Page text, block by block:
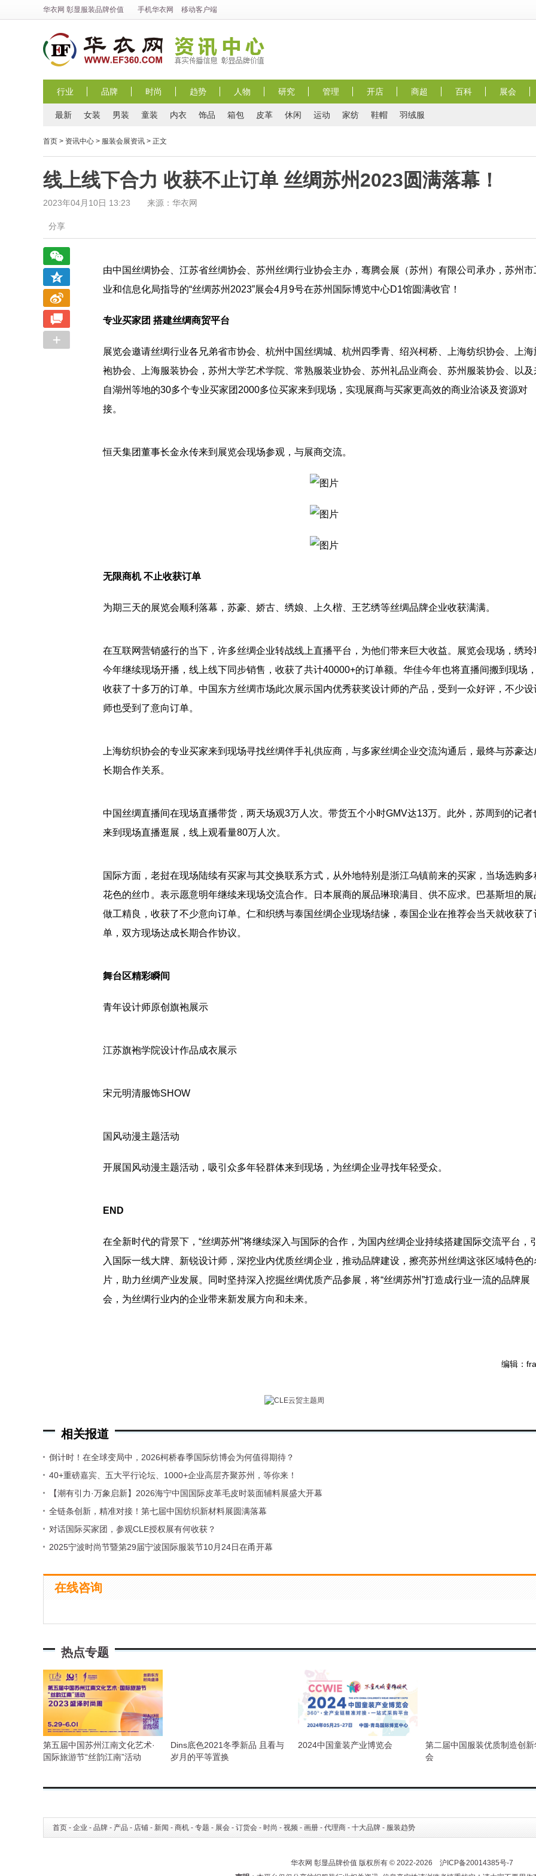
华衣网 彰显服装品牌价值 手机华衣网 移动客户端
行业 品牌 时尚 趋势 人物 研究 管理 开店 商超 百科 展会
最新 女装 男装 童装 内衣 饰品 箱包 皮革 休闲 运动 家纺 鞋帽 羽绒服
首页 > 资讯中心 > 服装会展资讯 > 正文
线上线下合力 收获不止订单 丝绸苏州2023圆满落幕！
2023年04月10日 13:23 来源：华衣网
分享
由中国丝绸协会、江苏省丝绸协会、苏州丝绸行业协会主办，骞腾会展（苏州）有限公司承办，苏州市
业和信息化局指导的“丝绸苏州2023”展会4月9号在苏州国际博览中心D1馆圆满收官！
专业买家团 搭建丝绸商贸平台
展览会邀请丝绸行业各兄弟省市协会、杭州中国丝绸城、杭州四季青、绍兴柯桥、上海纺织协会、上海
袍协会、上海服装协会，苏州大学艺术学院、常熟服装业协会、苏州礼品业商会、苏州服装协会、以及
自湖州等地的30多个专业买家团2000多位买家来到现场，实现展商与买家更高效的商业洽谈及资源对
接。
恒天集团董事长金永传来到展览会现场参观，与展商交流。
无限商机 不止收获订单
为期三天的展览会顺利落幕，苏豪、娇古、绣娘、上久楷、王艺绣等丝绸品牌企业收获满满。
在互联网营销盛行的当下，许多丝绸企业转战线上直播平台，为他们带来巨大收益。展览会现场，绣玲
今年继续现场开播，线上线下同步销售，收获了共计40000+的订单额。华佳今年也将直播间搬到现场
收获了十多万的订单。中国东方丝绸市场此次展示国内优秀获奖设计师的产品，受到一众好评，不少设
师也受到了意向订单。
上海纺织协会的专业买家来到现场寻找丝绸伴手礼供应商，与多家丝绸企业交流沟通后，最终与苏豪达
长期合作关系。
中国丝绸直播间在现场直播带货，两天场观3万人次。带货五个小时GMV达13万。此外，苏周到的记者
来到现场直播逛展，线上观看量80万人次。
国际方面，老挝在现场陆续有买家与其交换联系方式，从外地特别是浙江乌镇前来的买家，当场选购多
花色的丝巾。表示愿意明年继续来现场交流合作。日本展商的展品琳琅满目、供不应求。巴基斯坦的展
做工精良，收获了不少意向订单。仁和织绣与泰国丝绸企业现场结缘，泰国企业在推荐会当天就收获了
单，双方现场达成长期合作协议。
舞台区精彩瞬间
青年设计师原创旗袍展示
江苏旗袍学院设计作品成衣展示
宋元明清服饰SHOW
国风动漫主题活动
开展国风动漫主题活动，吸引众多年轻群体来到现场，为丝绸企业寻找年轻受众。
END
在全新时代的背景下，“丝绸苏州”将继续深入与国际的合作，为国内丝绸企业持续搭建国际交流平台，
入国际一线大牌、新锐设计师，深挖业内优质丝绸企业，推动品牌建设，擦亮苏州丝绸这张区域特色的
片，助力丝绸产业发展。同时坚持深入挖掘丝绸优质产品参展，将“丝绸苏州”打造成行业一流的品牌展
会，为丝绸行业内的企业带来新发展方向和未来。
编辑：
相关报道
倒计时！在全球变局中，2026柯桥春季国际纺博会为何值得期待？
40+重磅嘉宾、五大平行论坛、1000+企业高层齐聚苏州，等你来！
【潮有引力·万象启新】2026海宁中国国际皮革毛皮时装面辅料展盛大开幕
全链条创新，精准对接！第七届中国纺织新材料展圆满落幕
对话国际买家团，参观CLE授权展有何收获？
2025宁波时尚节暨第29届宁波国际服装节10月24日在甬开幕
在线咨询
热点专题
第五届中国苏州江南文化艺术·
国际旅游节“丝韵江南”活动
Dins底色2021冬季新品 且看与
岁月的平等置换
2024中国童装产业博览会
第二届中国服装优质制造创新
会
首页 - 企业 - 品牌 - 产品 - 店铺 - 新闻 - 商机 - 专题 - 展会 - 订货会 - 时尚 - 视频 - 画册 - 代理商 - 十大品牌 - 服装趋势
华衣网 彰显品牌价值 版权所有 © 2022-2026 沪ICP备20014385号-7